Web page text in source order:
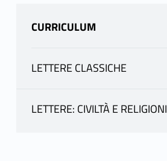
CURRICULUM
LETTERE CLASSICHE
LETTERE: CIVILTÀ E RELIGIONI